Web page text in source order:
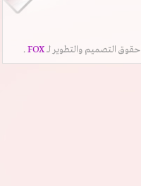
حقوق التصميم والتطوير لــFOX
.